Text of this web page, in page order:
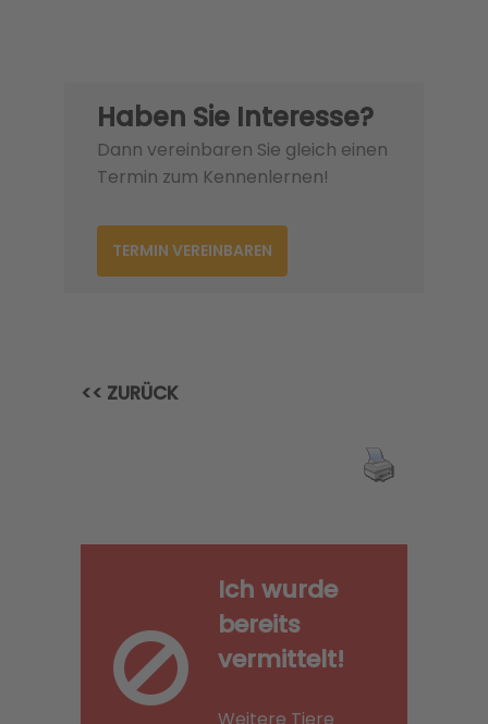
Haben Sie Interesse?
Dann vereinbaren Sie gleich einen
Termin zum Kennenlernen!
TERMIN VEREINBAREN
<< ZURÜCK
Ich wurde
bereits
vermittelt!
Weitere Tiere